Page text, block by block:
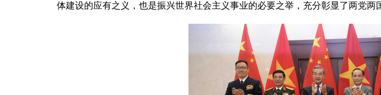
体建设的应有之义，也是振兴世界社会主义事业的必要之举，充分彰显了两党两